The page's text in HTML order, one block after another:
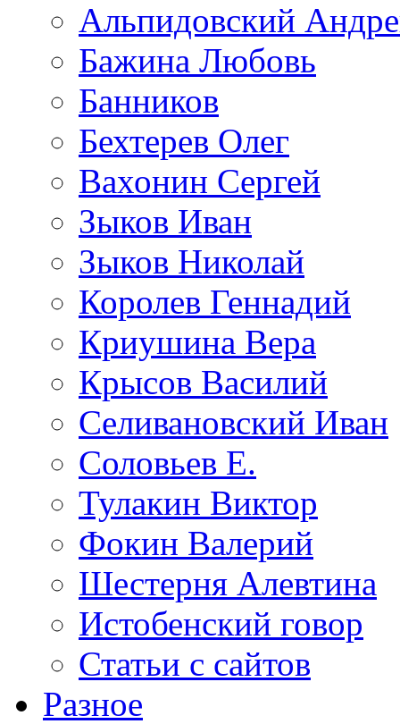
Альпидовский
Бажина Любовь
Банников
Бехтерев Олег
Вахонин Сергей
Зыков Иван
Зыков Николай
Королев Геннадий
Криушина Вера
Крысов Василий
Селивановский Иван
Соловьев Е.
Тулакин Виктор
Фокин Валерий
Шестерня Алевтина
Истобенский говор
Статьи с сайтов
Разное